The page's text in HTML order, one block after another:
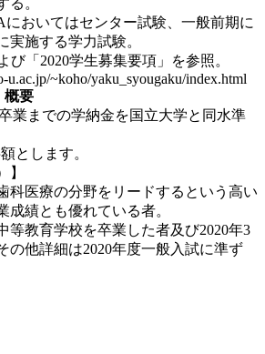
においてはセンター試験、一般前期に
実施する学力試験。
び「2020学生募集要項」を参照。
~koho/yaku_syougaku/index.html
要
業までの学納金を国立大学と同水準
とします。
】
医療の分野をリードするという高い
成績とも優れている者。
教育学校を卒業した者及び2020年3
の他詳細は2020年度一般入試に準ず